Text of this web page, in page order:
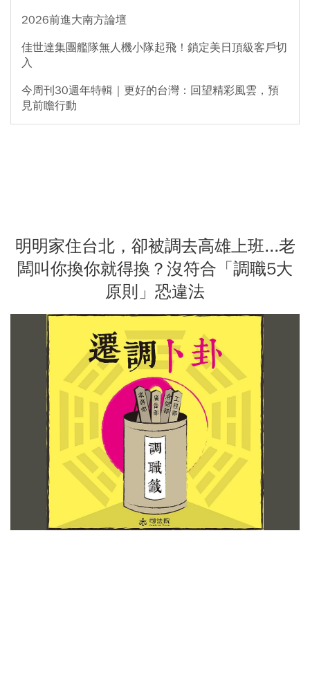
2026前進大南方論壇
佳世達集團艦隊無人機小隊起飛！鎖定美日頂級客戶切
入
今周刊30週年特輯｜更好的台灣：回望精彩風雲，預
見前瞻行動
明明家住台北，卻被調去高雄上班...老
闆叫你換你就得換？沒符合「調職5大
原則」恐違法